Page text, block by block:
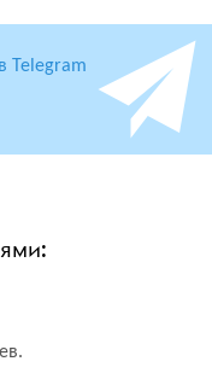
в Telegram